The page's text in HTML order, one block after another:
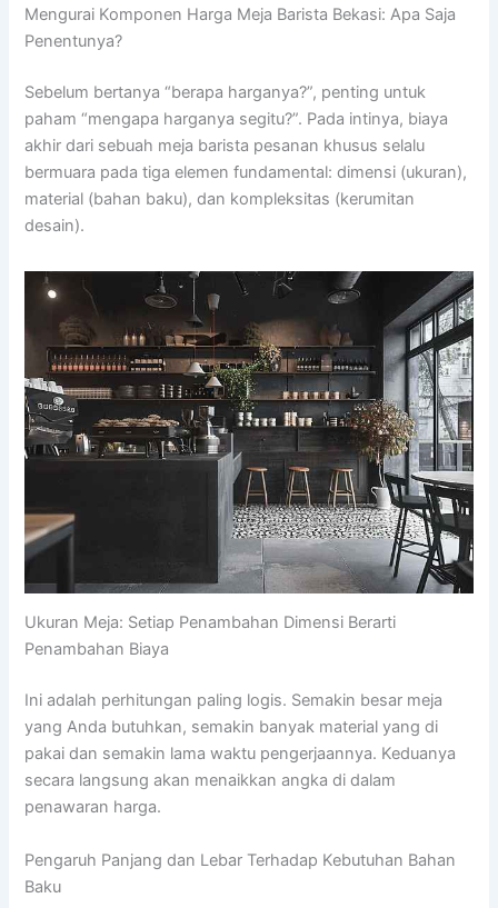
Mengurai Komponen Harga Meja Barista Bekasi: Apa Saja
Penentunya?
Sebelum bertanya “berapa harganya?”, penting untuk
paham “mengapa harganya segitu?”. Pada intinya, biaya
akhir dari sebuah meja barista pesanan khusus selalu
bermuara pada tiga elemen fundamental: dimensi (ukuran),
material (bahan baku), dan kompleksitas (kerumitan
desain).
Ukuran Meja: Setiap Penambahan Dimensi Berarti
Penambahan Biaya
Ini adalah perhitungan paling logis. Semakin besar meja
yang Anda butuhkan, semakin banyak material yang di
pakai dan semakin lama waktu pengerjaannya. Keduanya
secara langsung akan menaikkan angka di dalam
penawaran harga.
Pengaruh Panjang dan Lebar Terhadap Kebutuhan Bahan
Baku